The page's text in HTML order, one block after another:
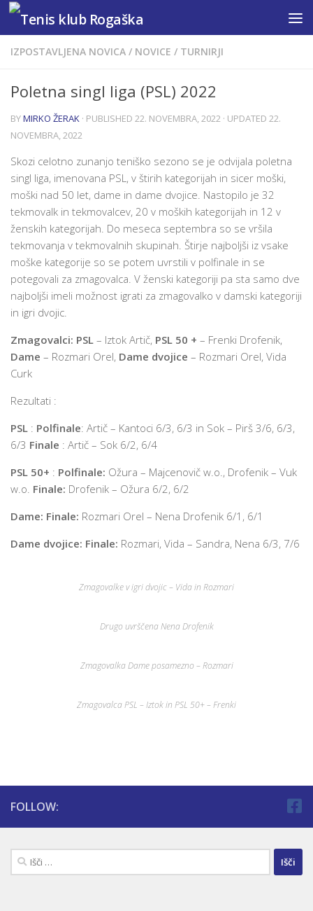
Skip to content
IZPOSTAVLJENA NOVICA / NOVICE / TURNIRJI
Poletna singl liga (PSL) 2022
BYMIRKO ŽERAK · PUBLISHED 22. NOVEMBRA, 2022 · UPDATED 22.
NOVEMBRA, 2022
Skozi celotno zunanjo teniško sezono se je odvijala poletna
singl liga, imenovana PSL, v štirih kategorijah in sicer moški,
moški nad 50 let, dame in dame dvojice. Nastopilo je 32
tekmovalk in tekmovalcev, 20 v moških kategorijah in 12 v
ženskih kategorijah. Do meseca septembra so se vršila
tekmovanja v tekmovalnih skupinah. Štirje najboljši iz vsake
moške kategorije so se potem uvrstili v polfinale in se
potegovali za zmagovalca. V ženski kategoriji pa sta samo dve
najboljši imeli možnost igrati za zmagovalko v damski kategoriji
in igri dvojic.
Zmagovalci: PSL – Iztok Artič, PSL 50 + – Frenki Drofenik,
Dame – Rozmari Orel, Dame dvojice – Rozmari Orel, Vida
Curk
Rezultati :
PSL : Polfinale: Artič – Kantoci 6/3, 6/3 in Sok – Pirš 3/6, 6/3,
6/3 Finale : Artič – Sok 6/2, 6/4
PSL 50+ : Polfinale: Ožura – Majcenovič w.o., Drofenik – Vuk
w.o. Finale: Drofenik – Ožura 6/2, 6/2
Dame: Finale: Rozmari Orel – Nena Drofenik 6/1, 6/1
Dame dvojice: Finale: Rozmari, Vida – Sandra, Nena 6/3, 7/6
Zmagovalke v igri dvojic – Vida in Rozmari
Drugo uvrščena Nena Drofenik
Zmagovalka Dame posamezno – Rozmari
Zmagovalca PSL – Iztok in PSL 50+ – Frenki
FOLLOW:
Išči: